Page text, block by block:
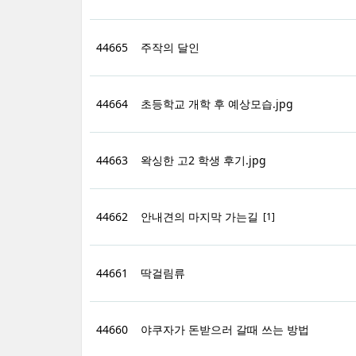
44665 주작의 달인
44664 초등학교 개학 후 예상모습.jpg
44663 왁싱한 고2 학생 후기.jpg
44662 안내견의 마지막 가는길 [1]
44661 딱걸림류
44660 야쿠자가 돈받으러 갈때 쓰는 방법